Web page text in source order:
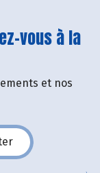
vous à la
et nos